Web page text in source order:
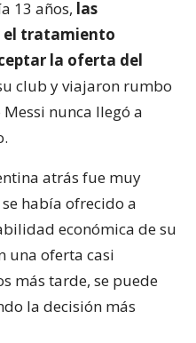
13 años, las
tratamiento
la oferta del
club y viajaron rumbo
nunca llegó a
atrás fue muy
había ofrecido a
económica de su
una oferta casi
más tarde, se puede
la decisión más